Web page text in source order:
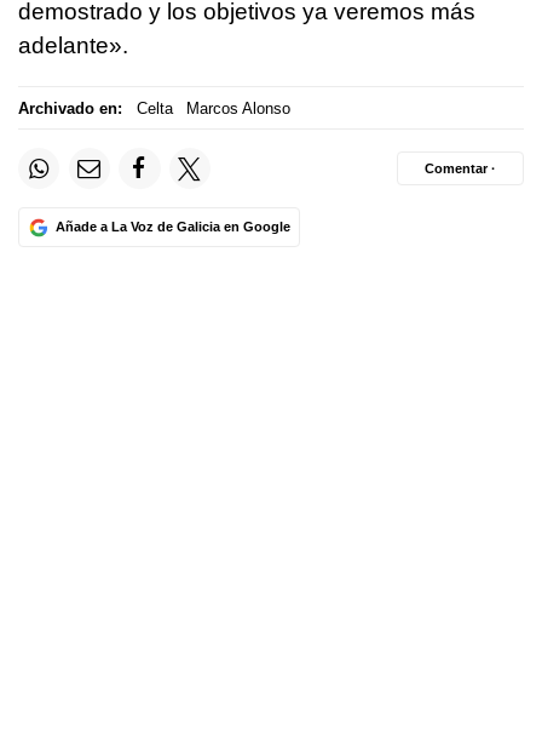
demostrado y los objetivos ya veremos más
adelante».
Archivado en: Celta Marcos Alonso
Añade a La Voz de Galicia en Google
Comentar ·